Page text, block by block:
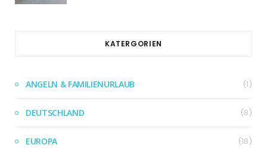
KATERGORIEN
ANGELN & FAMILIENURLAUB (1)
DEUTSCHLAND (8)
EUROPA (18)